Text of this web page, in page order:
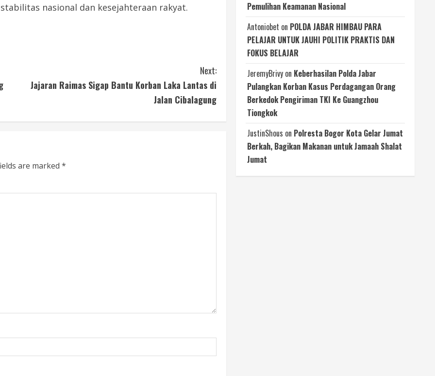
nasional dan kesejahteraan rakyat.
Next:
Jajaran Raimas Sigap Bantu Korban Laka Lantas di
Jalan Cibalagung
are marked *
Pemulihan Keamanan Nasional
Antoniobet on POLDA JABAR HIMBAU PARA
PELAJAR UNTUK JAUHI POLITIK PRAKTIS DAN
FOKUS BELAJAR
JeremyBrivy on Keberhasilan Polda Jabar
Pulangkan Korban Kasus Perdagangan Orang
Berkedok Pengiriman TKI Ke Guangzhou
Tiongkok
JustinShous on Polresta Bogor Kota Gelar Jumat
Berkah, Bagikan Makanan untuk Jamaah Shalat
Jumat